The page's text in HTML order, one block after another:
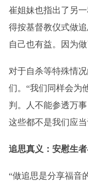
崔姐妹也指出了另
得按基督教仪式做
自己也有益。因为
对于自杀等特殊情
们。“我们同样会为
判。人不能参透万
这些都不是我们应
追思真义：安慰生
“做追思是分享福音